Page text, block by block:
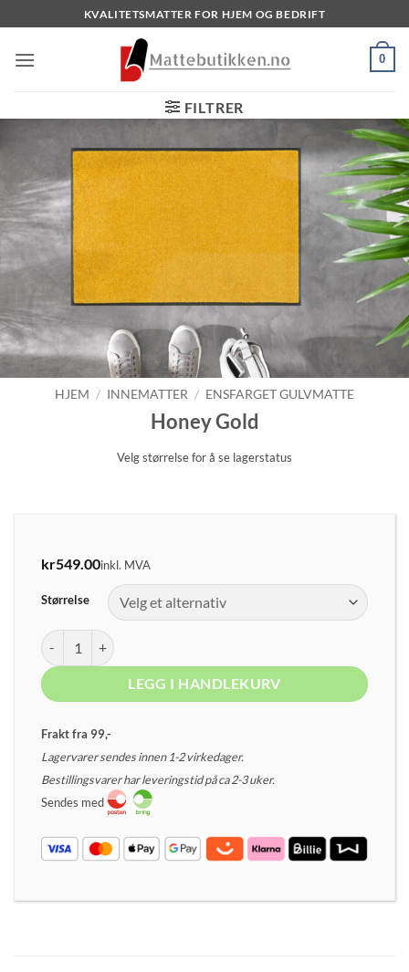
to
content
KVALITETSMATTER FOR HJEM OG BEDRIFT
0
FILTRER
HJEM / INNEMATTER / ENSFARGET GULVMATTE
Honey Gold
Velg størrelse for å se lagerstatus
kr549.00inkl. MVA
Størrelse
Honey Gold antall
LEGG I HANDLEKURV
Frakt fra 99,-
Lagervarer sendes innen 1-2 virkedager.
Bestillingsvarer har leveringstid på ca 2-3 uker.
Sendes med